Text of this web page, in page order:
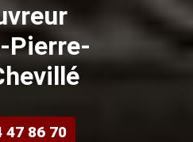
Pierre-
47 86 70